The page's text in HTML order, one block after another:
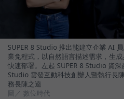
SUPER 8 Studio 推出能建立企業 AI
業免程式，以自然語言描述需求，生
快速部署。左起 SUPER 8 Studio 資深
Studio 雲發互動科技創辦人暨執行長
務長陳之逵
圖／ 數位時代